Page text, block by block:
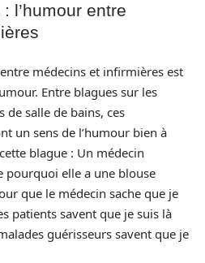
l’humour entre
médecins et infirmières est
Entre blagues sur les
de salle de bains, ces
un sens de l’humour bien à
blague : Un médecin
pourquoi elle a une blouse
que le médecin sache que je
patients savent que je suis là
guérisseurs savent que je